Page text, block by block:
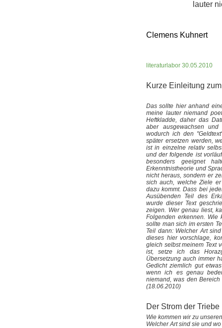
lauter
Clemens Kuhnert
literaturlabor 30.05.2010
Kurze Einleitung
Das sollte hier anhand
meine lauter niemand
Heftkladde, daher das
aber ausgewachsen
wodurch ich den
später ersetzen werden,
ist in einzelne relativ
und der folgende ist
besonders geeignet
Erkenntnistheorie und
nicht heraus, sondern er
sich auch, welche Ziele
dazu kommt. Dass bei
Ausübenden Teil des
wurde dieser Text
zeigen. Wer genau liest,
Folgenden erkennen. Wie
sollte man sich im ersten
Teil dann: Welcher Art
dieses hier vorschlage,
gleich selbst meinem Text
ist, setze ich das
Übersetzung auch immer
Gedicht ziemlich gut
wenn ich es genau
niemand, was den
(18.06.2010)
Der Strom der Triebe
Wie kommen wir zu
Welcher Art sind sie und